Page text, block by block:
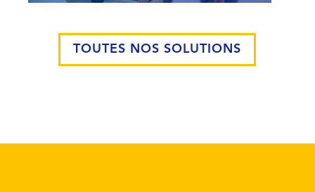
TOUTES NOS SOLUTIONS